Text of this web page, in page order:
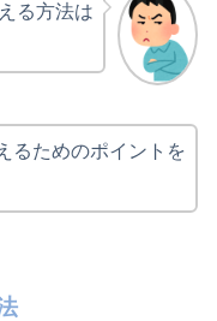
る方法は
るためのポイントを